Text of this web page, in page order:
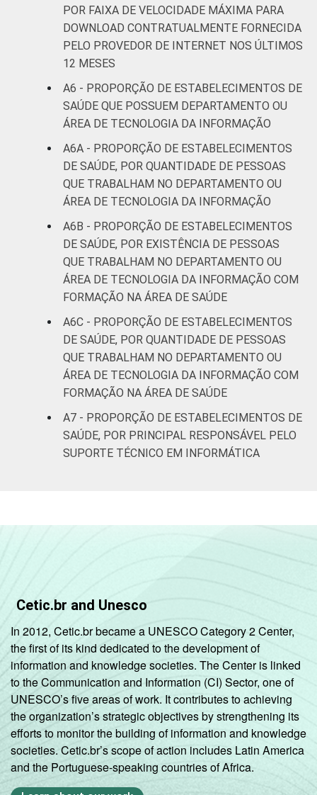
POR FAIXA DE VELOCIDADE MÁXIMA PARA
DOWNLOAD CONTRATUALMENTE FORNECIDA
PELO PROVEDOR DE INTERNET NOS ÚLTIMOS
12 MESES
A6 - PROPORÇÃO DE ESTABELECIMENTOS DE
SAÚDE QUE POSSUEM DEPARTAMENTO OU
ÁREA DE TECNOLOGIA DA INFORMAÇÃO
A6A - PROPORÇÃO DE ESTABELECIMENTOS
DE SAÚDE, POR QUANTIDADE DE PESSOAS
QUE TRABALHAM NO DEPARTAMENTO OU
ÁREA DE TECNOLOGIA DA INFORMAÇÃO
A6B - PROPORÇÃO DE ESTABELECIMENTOS
DE SAÚDE, POR EXISTÊNCIA DE PESSOAS
QUE TRABALHAM NO DEPARTAMENTO OU
ÁREA DE TECNOLOGIA DA INFORMAÇÃO COM
FORMAÇÃO NA ÁREA DE SAÚDE
A6C - PROPORÇÃO DE ESTABELECIMENTOS
DE SAÚDE, POR QUANTIDADE DE PESSOAS
QUE TRABALHAM NO DEPARTAMENTO OU
ÁREA DE TECNOLOGIA DA INFORMAÇÃO COM
FORMAÇÃO NA ÁREA DE SAÚDE
A7 - PROPORÇÃO DE ESTABELECIMENTOS DE
SAÚDE, POR PRINCIPAL RESPONSÁVEL PELO
SUPORTE TÉCNICO EM INFORMÁTICA
Cetic.br and Unesco
In 2012, Cetic.br became a UNESCO Category 2 Center,
the first of its kind dedicated to the development of
information and knowledge societies. The Center is linked
to the Communication and Information (CI) Sector, one of
UNESCO’s five areas of work. It contributes to achieving
the organization’s strategic objectives by strengthening its
efforts to monitor the building of information and knowledge
societies. Cetic.br’s scope of action includes Latin America
and the Portuguese-speaking countries of Africa.